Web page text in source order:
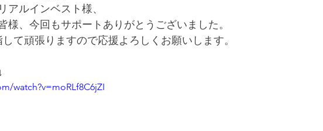
アルインベスト様、
様、今回もサポートありがとうございました。
て頑張りますので応援よろしくお願いします。
watch?v=moRLf8C6jZI